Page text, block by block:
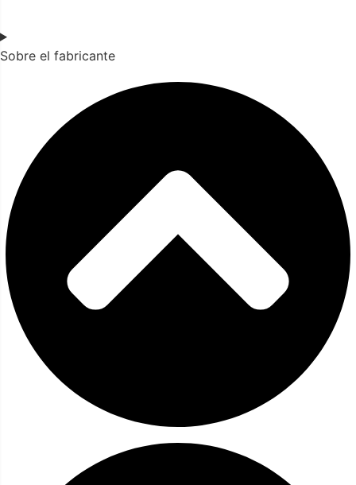
Sobre el fabricante